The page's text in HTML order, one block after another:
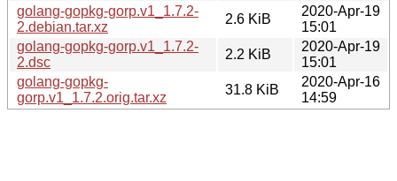
golang-gopkg-gorp.v1_1.7.2-
2.debian.tar.xz
2.6 KiB
2020-Apr-19
15:01
golang-gopkg-gorp.v1_1.7.2-
2.dsc
2.2 KiB
2020-Apr-19
15:01
golang-gopkg-
gorp.v1_1.7.2.orig.tar.xz
31.8 KiB
2020-Apr-16
14:59